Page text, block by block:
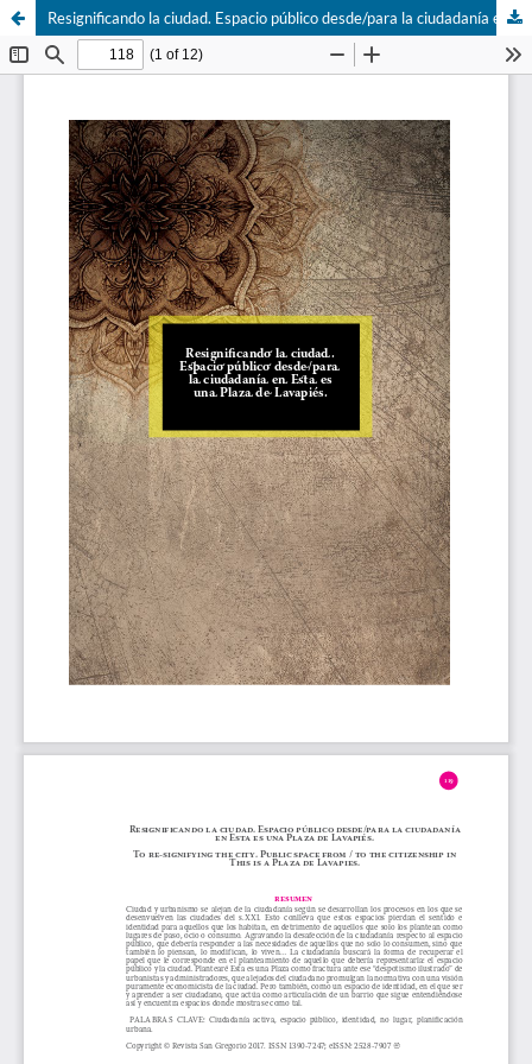
Resignificando la ciudad. Espacio público desde/para la ciudadanía en Esta es una Plaza de Lavapiés.